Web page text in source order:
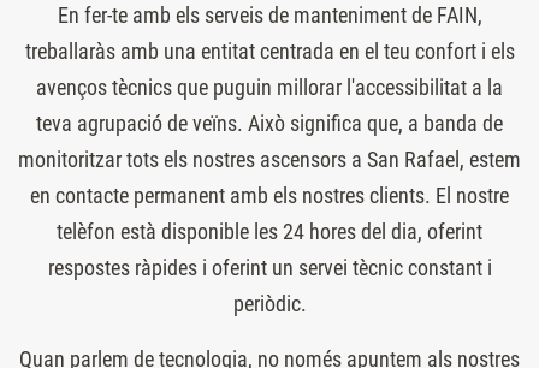
En fer-te amb els serveis de manteniment de FAIN,
treballaràs amb una entitat centrada en el teu confort i els
avenços tècnics que puguin millorar l'accessibilitat a la
teva agrupació de veïns. Això significa que, a banda de
monitoritzar tots els nostres ascensors a San Rafael, estem
en contacte permanent amb els nostres clients. El nostre
telèfon està disponible les 24 hores del dia, oferint
respostes ràpides i oferint un servei tècnic constant i
periòdic.
Quan parlem de tecnologia, no només apuntem als nostres